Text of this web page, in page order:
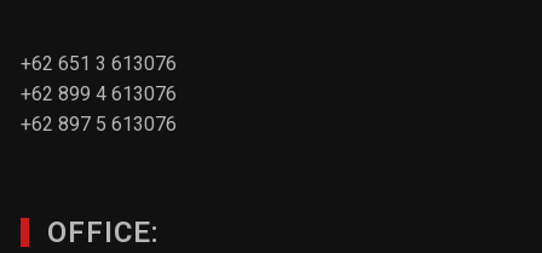
+62 651 3 613076
+62 899 4 613076
+62 897 5 613076
OFFICE: